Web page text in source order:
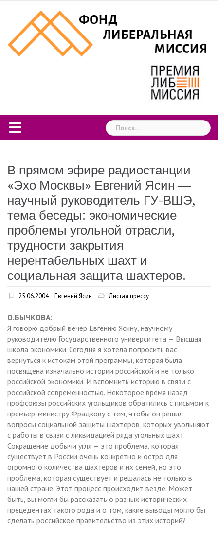
content
Найти:
В прямом эфире радиостанции
«Эхо Москвы» Евгений Ясин —
научный руководитель ГУ-ВШЭ,
тема беседы: экономические
проблемы угольной отрасли,
трудности закрытия
нерентабельных шахт и
социальная защита шахтеров.
25.06.2004 Евгений Ясин Листая прессу
О.БЫЧКОВА:
Я говорю добрый вечер Евгению Ясину, научному
руководителю Государственного университета — Высшая
школа экономики. Сегодня я хотела попросить вас
вернуться к истокам этой программы, которая была
посвящена изначально истории российской и не только
российской экономики. И вспомнить историю в связи с
российской современностью. Некоторое время назад
профсоюзы российских угольщиков обратились с письмом к
премьер-министру Фрадкову с тем, чтобы он решил
вопросы социальной защиты шахтеров, которых увольняют
с работы в связи с ликвидацией ряда угольных шахт.
Сокращение добычи угля — это проблема, которая
существует в России очень конкретно и остро для
огромного количества шахтеров и их семей, но это
проблема, которая существует и решалась не только в
нашей стране. Этот процесс происходит везде. Может
быть, вы могли бы рассказать о разных исторических
прецедентах такого рода и о том, какие выводы могло бы
сделать российское правительство из этих историй?